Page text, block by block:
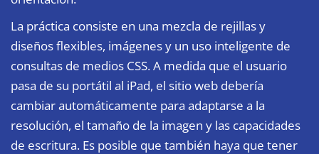
La práctica consiste en una mezcla de rejillas y
diseños flexibles, imágenes y un uso inteligente de
consultas de medios CSS. A medida que el usuario
pasa de su portátil al iPad, el sitio web debería
cambiar automáticamente para adaptarse a la
resolución, el tamaño de la imagen y las capacidades
de escritura. Es posible que también haya que tener